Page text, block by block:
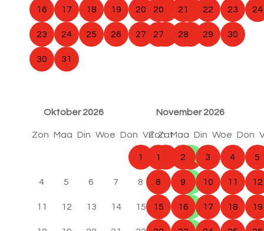
16 17 18 19 20 21 22
23 24 25 26 27 28 29
30 31
20 21 22 23 24
27 28 29 30
Oktober 2026
Zon Maa Din Woe Don Vri Zat
1
4 5 6 7 8 10
11 12 13 14 15 16 17
November 2026
Zon Maa Din Woe Don
1 2 3 4 5
8 9 10 11 12
15 16 17 18 19